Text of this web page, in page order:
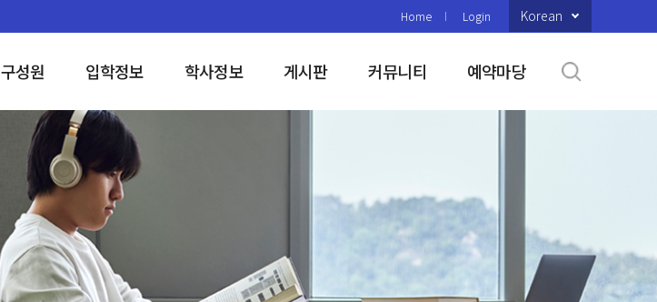
Home Login Korean
구성원 입학정보 학사정보 게시판 커뮤니티 예약마당